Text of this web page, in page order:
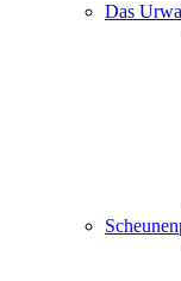
Das